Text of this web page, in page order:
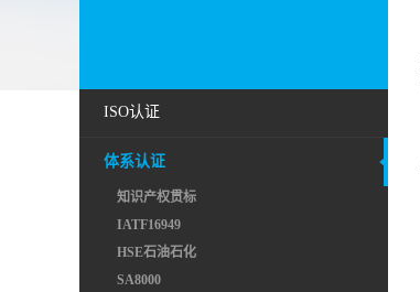
ISO认证
体系认证
知识产权贯标
IATF16949
HSE石油石化
SA8000